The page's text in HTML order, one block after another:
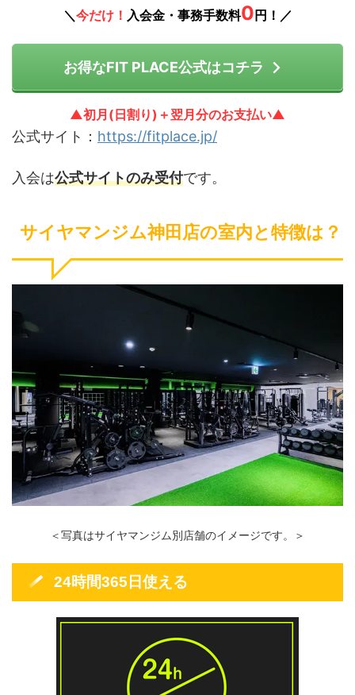
＼今だけ！ 入会金・事務手数料0 円！／
お得なFIT PLACE公式はコチラ
▲初月(日割り)＋翌月分のお支払い▲
公式サイト： https://fitplace.jp/
入会は公式サイトのみ受付です。
サイヤマンジム神田店の室内と特徴は？
＜写真はサイヤマンジム別店舗のイメージです。＞
24時間365日使える